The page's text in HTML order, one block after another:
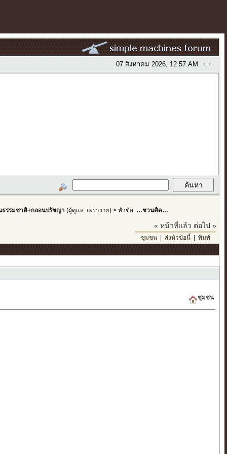
07 สิงหาคม 2026, 12:57:AM
ธรรมชาติ+กลอนปรัชญา (ผู้ดูแล: เพรางาย) > หัวข้อ: …ชวนคิด…
« หน้าที่แล้ว ต่อไป »
ชุมชน| ส่งหัวข้อนี้| พิมพ์
ชุมชน